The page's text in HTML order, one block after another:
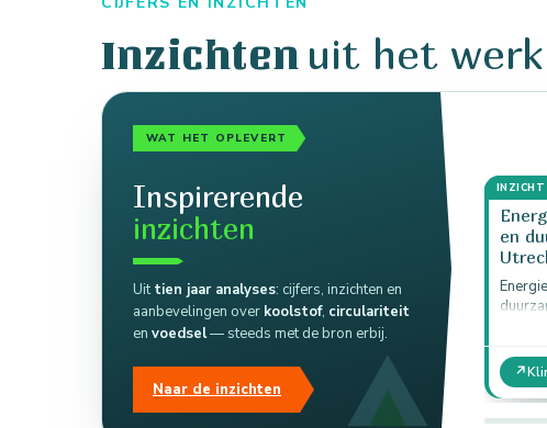
Inzichten uit het werk
WAT HET OPLEVERT
Inspirerende
inzichten
Uit tien jaar analyses: cijfers, inzichten en
aanbevelingen over koolstof, circulariteit
en voedsel— steeds met de bron erbij.
Naar de inzichten
INZICHT
en
die
↗